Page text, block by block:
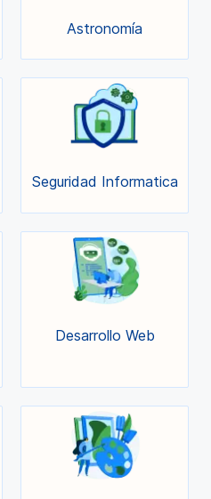
Astronomía
Seguridad Informatica
Desarrollo Web